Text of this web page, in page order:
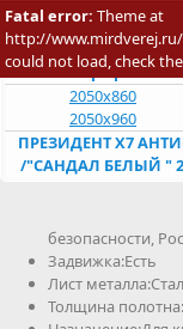
Fatal error: Theme at
http://
could not load, check
Молоток/
Размер проема
2050х860
2050х960
ПРЕЗИДЕНТ Х7
/"САНДАЛ БЕЛЫЙ "
безопасности,
Задвижка:Есть
Лист
Толщина